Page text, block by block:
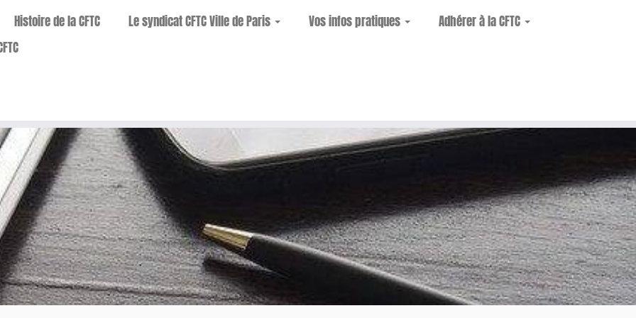
Histoire de la CFTC Le syndicat CFTC Ville de Paris Vos infos pratiques
Adhérer à la CFTC